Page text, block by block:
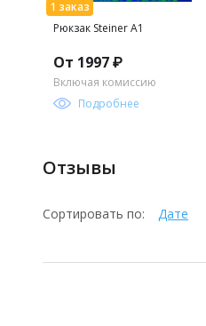
Рюкзак Steiner A1
От 1997 ₽
Включая комиссию
Подробнее
Отзывы
Сортировать по: Дате